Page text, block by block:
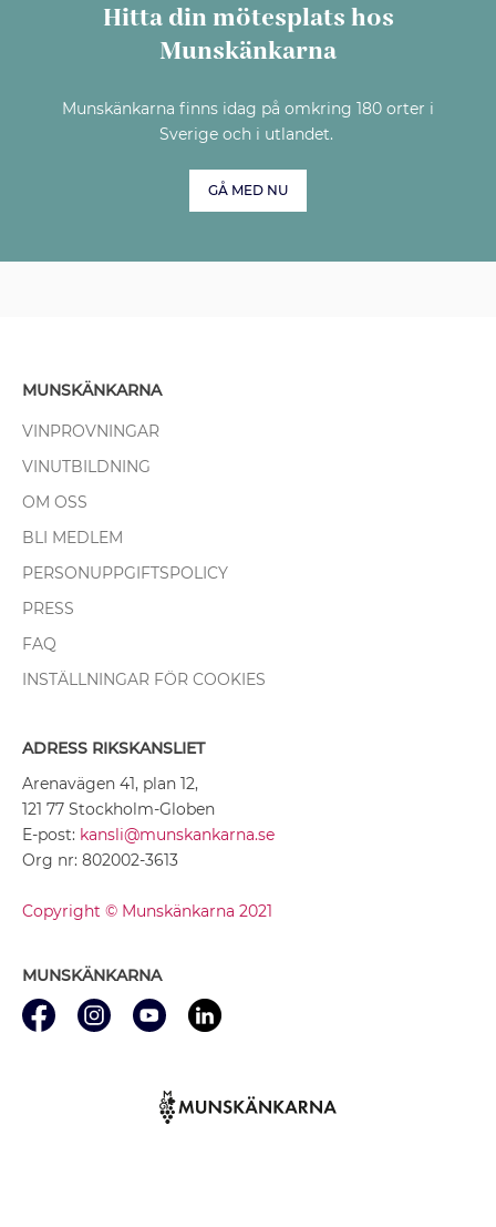
Hitta din mötesplats hos
Munskänkarna
Munskänkarna finns idag på omkring 180 orter i
Sverige och i utlandet.
GÅ MED NU
MUNSKÄNKARNA
VINPROVNINGAR
VINUTBILDNING
OM OSS
BLI MEDLEM
PERSONUPPGIFTSPOLICY
PRESS
FAQ
INSTÄLLNINGAR FÖR COOKIES
ADRESS RIKSKANSLIET
Arenavägen 41, plan 12,
121 77 Stockholm-Globen
E-post: kansli@munskankarna.se
Org nr: 802002-3613
Copyright © Munskänkarna 2021
MUNSKÄNKARNA